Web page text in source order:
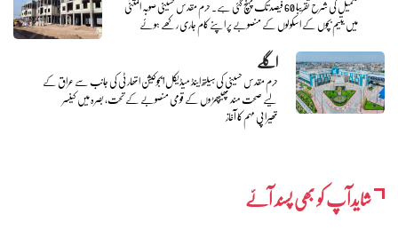
تکمیل کی شرح تقریباً 60 فیصد تک پہنچ گئی ہے۔ حرم مقدس حسینی صوبہ المثنیٰ
میں یتیم بچوں کے اسکولوں کے منصوبے پر اپنے کام جاری رکھے ہوئے
اگلے
حرم مقدس حسینی کی ہیلتھ اینڈ میڈیکل ایجوکیشن اتھارٹی کی جانب سے عراق کے
لیے صحت مند پھیپھڑوں کے قومی منصوبے کے تحت، بصرہ میں کینسر
تھیراپی مہم کا آغاز
شایدآپ کو بھی پسند آئے